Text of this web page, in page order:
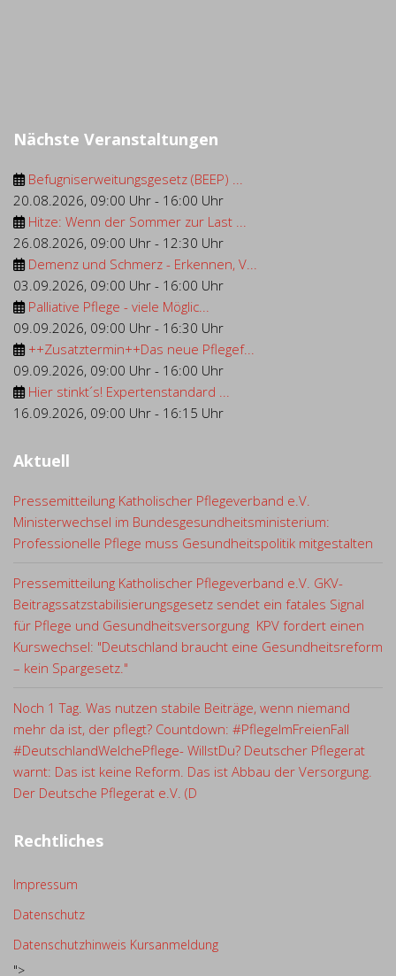
Nächste Veranstaltungen
Befugniserweitungsgesetz (BEEP) ...
20.08.2026, 09:00 Uhr - 16:00 Uhr
Hitze: Wenn der Sommer zur Last ...
26.08.2026, 09:00 Uhr - 12:30 Uhr
Demenz und Schmerz - Erkennen, V...
03.09.2026, 09:00 Uhr - 16:00 Uhr
Palliative Pflege - viele Möglic...
09.09.2026, 09:00 Uhr - 16:30 Uhr
++Zusatztermin++Das neue Pflegef...
09.09.2026, 09:00 Uhr - 16:00 Uhr
Hier stinkt´s! Expertenstandard ...
16.09.2026, 09:00 Uhr - 16:15 Uhr
Aktuell
Pressemitteilung Katholischer Pflegeverband e.V.
Ministerwechsel im Bundesgesundheitsministerium:
Professionelle Pflege muss Gesundheitspolitik mitgestalten
Pressemitteilung Katholischer Pflegeverband e.V. GKV-
Beitragssatzstabilisierungsgesetz sendet ein fatales Signal
für Pflege und Gesundheitsversorgung KPV fordert einen
Kurswechsel: "Deutschland braucht eine Gesundheitsreform
– kein Spargesetz."
Noch 1 Tag. Was nutzen stabile Beiträge, wenn niemand
mehr da ist, der pflegt? Countdown: #PflegeImFreienFall
#DeutschlandWelchePflege- WillstDu? Deutscher Pflegerat
warnt: Das ist keine Reform. Das ist Abbau der Versorgung.
Der Deutsche Pflegerat e.V. (D
Rechtliches
Impressum
Datenschutz
Datenschutzhinweis Kursanmeldung
">